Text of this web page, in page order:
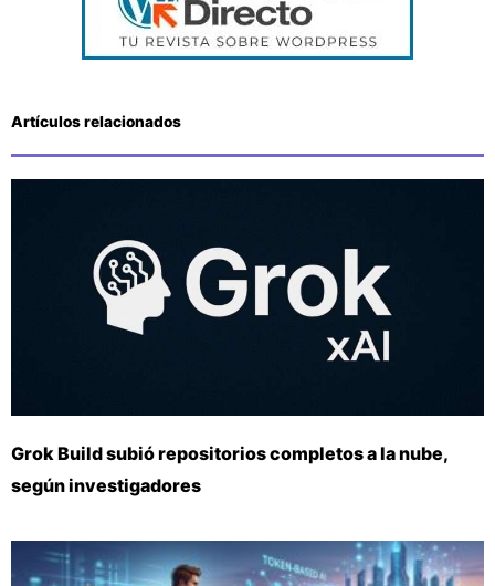
Artículos relacionados
Grok Build subió repositorios completos a la nube,
según investigadores